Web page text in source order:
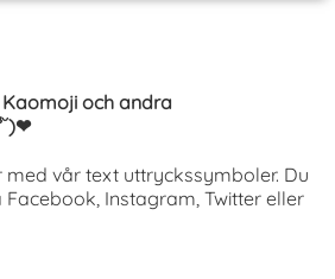
och andra
med vår text uttryckssymboler. Du
Instagram, Twitter eller